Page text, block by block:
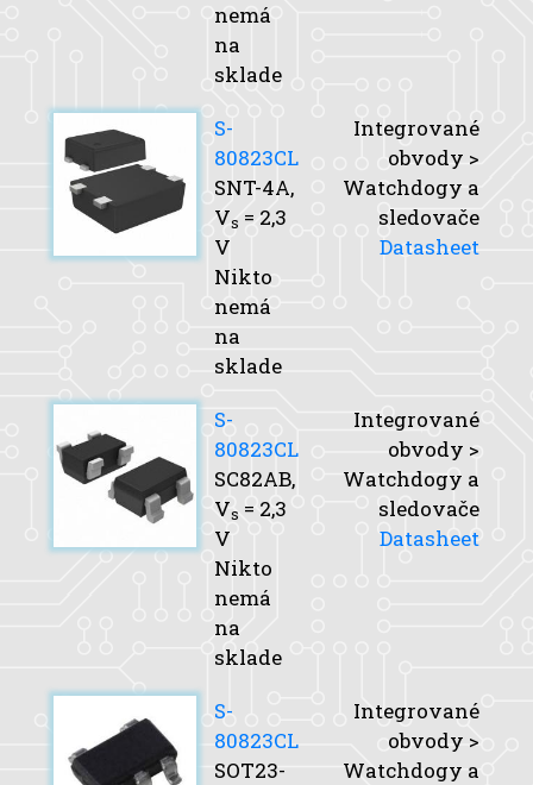
nemá
na
sklade
S-
80823CL
SNT-4A,
Vs = 2,3
V
Nikto
nemá
na
sklade
Integrované
obvody >
Watchdogy a
sledovače
Datasheet
S-
80823CL
SC82AB,
Vs = 2,3
V
Nikto
nemá
na
sklade
Integrované
obvody >
Watchdogy a
sledovače
Datasheet
S-
80823CL
SOT23-
Integrované
obvody >
Watchdogy a